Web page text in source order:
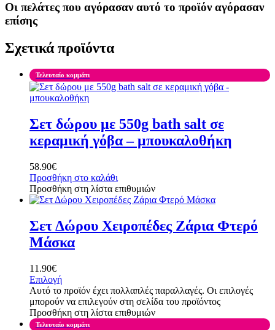
Οι πελάτες που αγόρασαν αυτό το προϊόν αγόρασαν
επίσης
Σχετικά προϊόντα
Τελευταίο κομμάτι
Σετ δώρου με 550g bath salt σε
κεραμική γόβα – μπουκαλοθήκη
58.90€
Προσθήκη στο καλάθι
Προσθήκη στη λίστα επιθυμιών
Σετ Δώρου Χειροπέδες Ζάρια Φτερό
Μάσκα
11.90€
Επιλογή
Αυτό το προϊόν έχει πολλαπλές παραλλαγές. Οι επιλογές
μπορούν να επιλεγούν στη σελίδα του προϊόντος
Προσθήκη στη λίστα επιθυμιών
Τελευταίο κομμάτι